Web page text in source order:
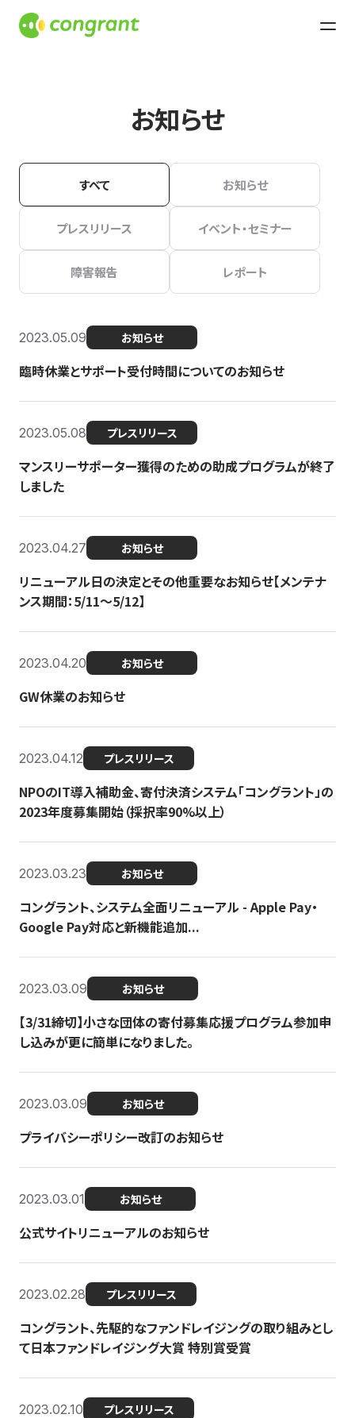
お知らせ
すべて お知らせ
プレスリリース イベント・セミナー
障害報告 レポート
2023.05.09 お知らせ
臨時休業とサポート受付時間についてのお知らせ
2023.05.08 プレスリリース
マンスリーサポーター獲得のための助成プログラムが終了
しました
2023.04.27 お知らせ
リニューアル日の決定とその他重要なお知らせ【メンテナ
ンス期間：5/11～5/12】
2023.04.20 お知らせ
GW休業のお知らせ
2023.04.12 プレスリリース
NPOのIT導入補助金、寄付決済システム「コングラント」の
2023年度募集開始（採択率90%以上）
2023.03.23 お知らせ
コングラント、システム全面リニューアル - Apple Pay・
Google Pay対応と新機能追加...
2023.03.09 お知らせ
【3/31締切】小さな団体の寄付募集応援プログラム参加申
し込みが更に簡単になりました。
2023.03.09 お知らせ
プライバシーポリシー改訂のお知らせ
2023.03.01 お知らせ
公式サイトリニューアルのお知らせ
2023.02.28 プレスリリース
コングラント、先駆的なファンドレイジングの取り組みとし
て日本ファンドレイジング大賞 特別賞受賞
2023.02.10 プレスリリース